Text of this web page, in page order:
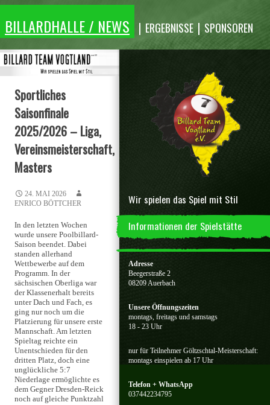
BILLARDHALLE / NEWS ERGEBNISSE SPONSOREN
Wir spielen das Spiel mit Stil
Informationen der Spielstätte
Adresse
Beegerstraße 2
08209 Auerbach
Unsere Öffnungszeiten
montags, freitags und samstags
18 - 23 Uhr
nur für Teilnehmer Göltzschtal-Meisterschaft:
montags einspielen ab 17 Uhr
Telefon + WhatsApp
037442234795
Sportliches
Saisonfinale
2025/2026 – Liga,
Vereinsmeisterschaft,
Masters
24. MAI 2026
ENRICO BÖTTCHER
In den letzten Wochen
wurde unsere Poolbillard-
Saison beendet. Dabei
standen allerhand
Wettbewerbe auf dem
Programm. In der
sächsischen Oberliga war
der Klassenerhalt bereits
unter Dach und Fach, es
ging nur noch um die
Platzierung für unsere erste
Mannschaft. Am letzten
Spieltag reichte ein
Unentschieden für den
dritten Platz, doch eine
unglückliche 5:7
Niederlage ermöglichte es
dem Gegner Dresden-Reick
noch auf gleiche Punktzahl